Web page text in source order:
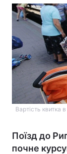
Вартість квитка
Поїзд до
почне